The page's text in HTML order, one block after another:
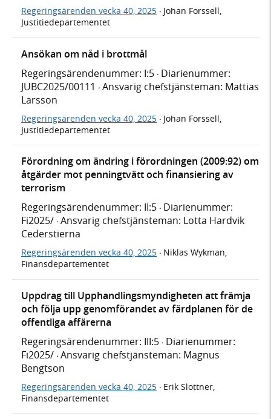
Regeringsärenden vecka 40, 2025 · Johan Forssell,
Justitiedepartementet
Ansökan om nåd i brottmål
Regeringsärendenummer: I:5 · Diarienummer:
JUBC2025/00111 · Ansvarig chefstjänsteman: Mattias
Larsson
Regeringsärenden vecka 40, 2025 · Johan Forssell,
Justitiedepartementet
Förordning om ändring i förordningen (2009:92) om
åtgärder mot penningtvätt och finansiering av
terrorism
Regeringsärendenummer: II:5 · Diarienummer:
Fi2025/ · Ansvarig chefstjänsteman: Lotta Hardvik
Cederstierna
Regeringsärenden vecka 40, 2025 · Niklas Wykman,
Finansdepartementet
Uppdrag till Upphandlingsmyndigheten att främja
och följa upp genomförandet av färdplanen för de
offentliga affärerna
Regeringsärendenummer: III:5 · Diarienummer:
Fi2025/ · Ansvarig chefstjänsteman: Magnus
Bengtson
Regeringsärenden vecka 40, 2025 · Erik Slottner,
Finansdepartementet